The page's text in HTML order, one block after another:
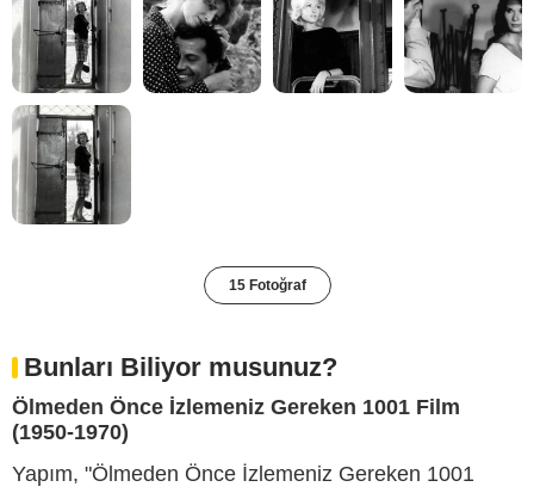
15 Fotoğraf
Bunları Biliyor musunuz?
Ölmeden Önce İzlemeniz Gereken 1001 Film
(1950-1970)
Yapım, "Ölmeden Önce İzlemeniz Gereken 1001